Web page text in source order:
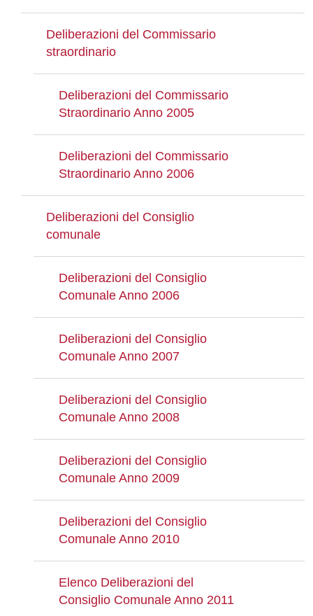
Deliberazioni del Commissario
straordinario
Deliberazioni del Commissario
Straordinario Anno 2005
Deliberazioni del Commissario
Straordinario Anno 2006
Deliberazioni del Consiglio
comunale
Deliberazioni del Consiglio
Comunale Anno 2006
Deliberazioni del Consiglio
Comunale Anno 2007
Deliberazioni del Consiglio
Comunale Anno 2008
Deliberazioni del Consiglio
Comunale Anno 2009
Deliberazioni del Consiglio
Comunale Anno 2010
Elenco Deliberazioni del
Consiglio Comunale Anno 2011